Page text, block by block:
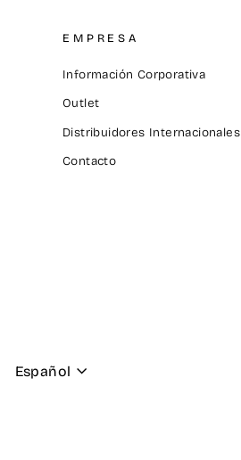
EMPRESA
Información Corporativa
Outlet
Distribuidores Internacionales
Contacto
Idioma
Español